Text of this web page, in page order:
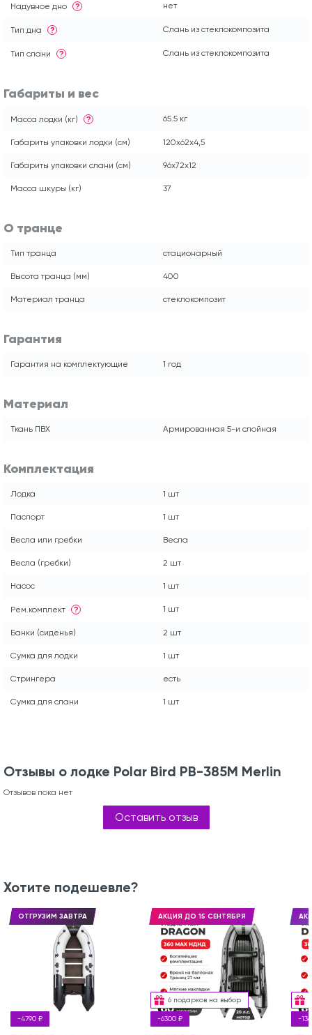
Надувное дно ? нет
Тип дна ? Слань из стеклокомпозита
Тип слани ? Слань из стеклокомпозита
Габариты и вес
Масса лодки (кг) ? 65.5 кг
Габариты упаковки лодки (см) 120х62х4,5
Габариты упаковки слани (см) 96х72х12
Масса шкуры (кг) 37
О транце
Тип транца стационарный
Высота транца (мм) 400
Материал транца стеклокомпозит
Гарантия
Гарантия на комплектующие 1 год
Материал
Ткань ПВХ Армированная 5-и слойная
Комплектация
Лодка 1 шт
Паспорт 1 шт
Весла или гребки Весла
Весла (гребки) 2 шт
Насос 1 шт
Рем.комплект ? 1 шт
Банки (сиденья) 2 шт
Сумка для лодки 1 шт
Стрингера есть
Сумка для слани 1 шт
Отзывы о лодке Polar Bird PB-385M Merlin
Отзывов пока нет
Оставить отзыв
Хотите подешевле?
-4790 ₽
ОТГРУЗИМ ЗАВТРА
6 подарков на выбор
-6300 ₽
АКЦИЯ ДО 15 СЕНТЯБРЯ
-